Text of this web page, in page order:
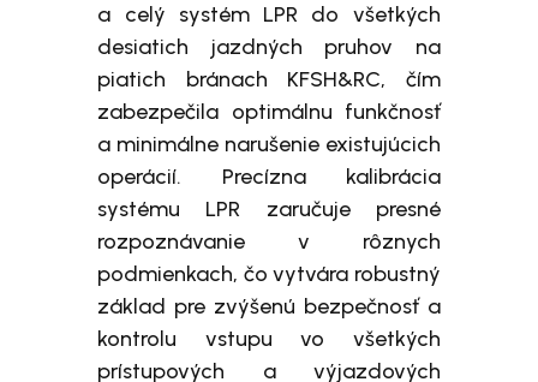
a celý systém LPR do všetkých
desiatich jazdných pruhov na
piatich bránach KFSH&RC, čím
zabezpečila optimálnu funkčnosť
a minimálne narušenie existujúcich
operácií. Precízna kalibrácia
systému LPR zaručuje presné
rozpoznávanie v rôznych
podmienkach, čo vytvára robustný
základ pre zvýšenú bezpečnosť a
kontrolu vstupu vo všetkých
prístupových a výjazdových